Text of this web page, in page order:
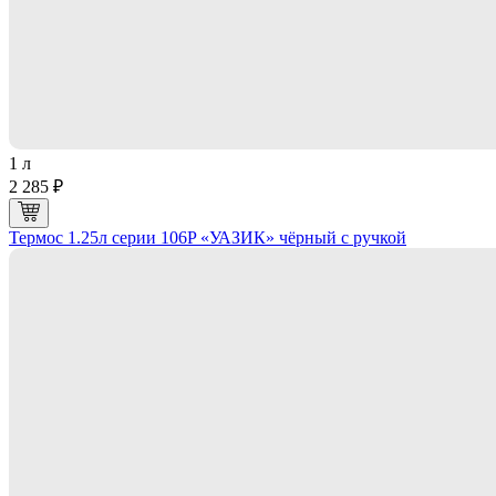
1 л
2 285 ₽
Термос 1.25л серии 106P «УАЗИК» чёрный с ручкой